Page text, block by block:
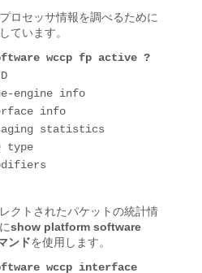
ロセッサ情報を調べるために
ています。
wccp fp active ?
クトされたパケットの統計情
show platform software
ンドを使用します。
wccp interface